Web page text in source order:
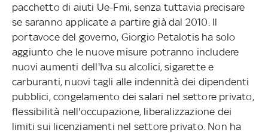
pacchetto di aiuti Ue-Fmi, senza tuttavia precisare
se saranno applicate a partire già dal 2010. Il
portavoce del governo, Giorgio Petalotis ha solo
aggiunto che le nuove misure potranno includere
nuovi aumenti dell'Iva su alcolici, sigarette e
carburanti, nuovi tagli alle indennità dei dipendenti
pubblici, congelamento dei salari nel settore privato,
flessibilità nell'occupazione, liberalizzazione dei
limiti sui licenziamenti nel settore privato. Non ha